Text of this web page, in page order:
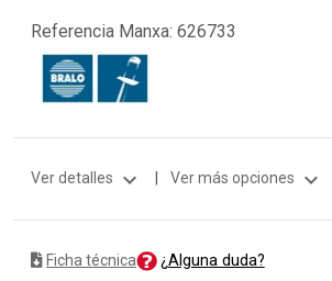
Referencia Manxa: 626733
Ver detalles expand_more Ver más opciones expand_more
Ficha técnica ¿Alguna duda?